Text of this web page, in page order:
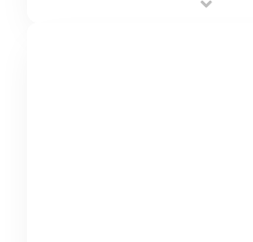
monitoring and flexible